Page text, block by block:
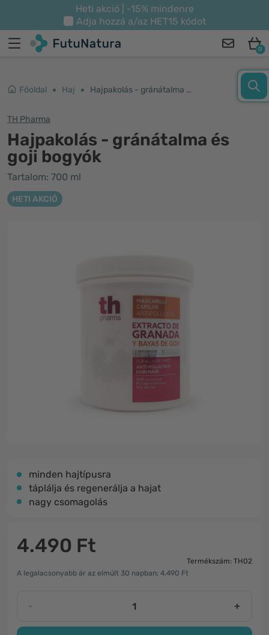
Heti akció | -15% mindenre
Adja hozzá a/az HET15 kódot
0
Főoldal Haj Hajpakolás - gránátalma és goji bogyók
TH Pharma
Hajpakolás - gránátalma és
goji bogyók
Tartalom: 700 ml
HETI AKCIÓ
minden hajtípusra
táplálja és regenerálja a hajat
nagy csomagolás
4.490 Ft
Termékszám: TH02
A legalacsonyabb ár az elmúlt 30 napban: 4.490 Ft
- +